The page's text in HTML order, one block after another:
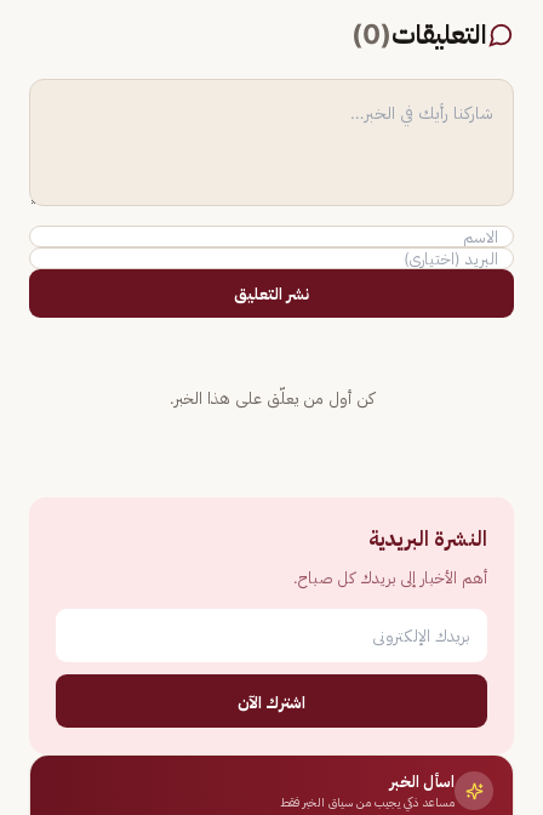
التعليقات(
0
)
نشر التعليق
كن أول من يعلّق على هذا الخبر.
النشرة البريدية
أهم الأخبار إلى بريدك كل صباح.
اشترك الآن
اسأل الخبر
مساعد ذكي يجيب من سياق الخبر فقط